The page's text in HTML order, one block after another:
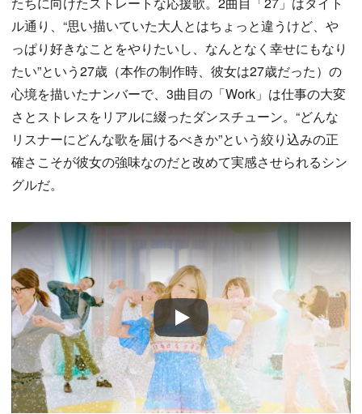
ル通り、“思い描いていた大人とはちょっと違うけど、や
っぱり好きなことをやりたいし、なんとなく幸せにもなり
たい”という27歳（本作の制作時、彼女は27歳だった）の
心境を描いたナンバーで、3曲目の「Work」は仕事の大変
さとストレスをリアルに綴ったダンスチューン。“どんな
リスナーにどんな歌を届けるべきか”という絞り込みの正
確さこそが彼女の強味なのだと改めて実感させられるシン
グルだ。
Play